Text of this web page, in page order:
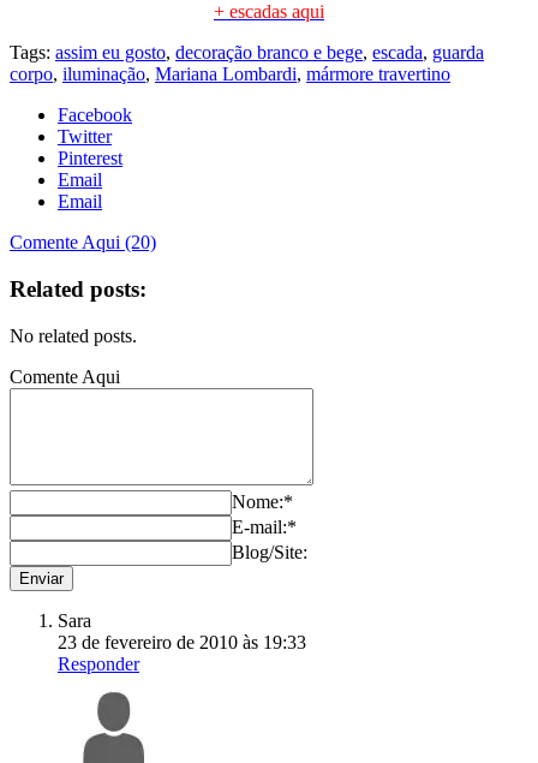
+ escadas aqui
Tags: assim eu gosto, decoração branco e bege, escada, guarda
corpo, iluminação, Mariana Lombardi, mármore travertino
Facebook
Twitter
Pinterest
Email
Email
Comente Aqui (20)
Related posts:
No related posts.
Comente Aqui
Nome:*
E-mail:*
Blog/Site:
Sara
23 de fevereiro de 2010 às 19:33
Responder